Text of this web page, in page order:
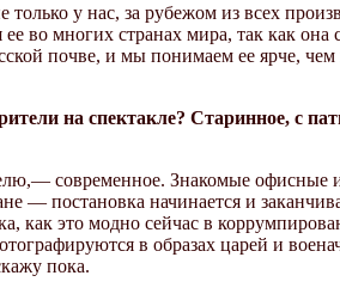
только у нас, за рубежом из всех
ее во многих странах мира, так как
почве, и мы понимаем ее ярче,
на спектакле? Старинное, с
современное. Знакомые офисные
— постановка начинается и
как это модно сейчас в
в образах царей и
пока.